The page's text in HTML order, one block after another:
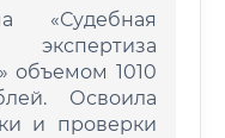
«Судебная
экспертиза
объемом 1010
Освоила
и проверки